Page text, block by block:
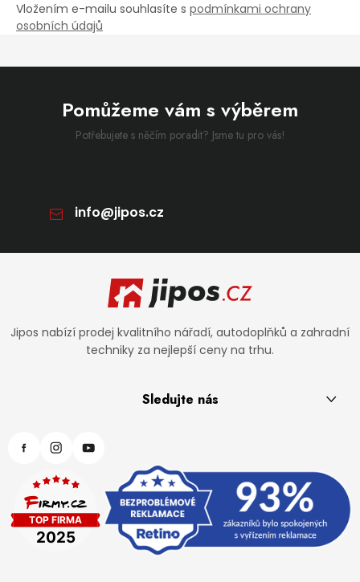
Vložením e-mailu souhlasíte s podmínkami ochrany
osobních údajů
Pomůžeme vám s výběrem
Potřebujete s něčím poradit? Jsme tu pro vás!
info@jipos.cz
Zápatí
Jipos nabízí prodej kvalitního nářadí, autodoplňků a zahradní
techniky za nejlepší ceny na trhu.
Sledujte nás